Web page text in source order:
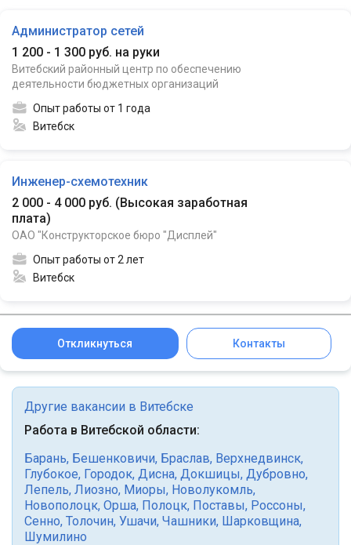
Администратор сетей
1 200 - 1 300 руб. на руки
Витебский районный центр по обеспечению
деятельности бюджетных организаций
Опыт работы от 1 года
Витебск
Инженер-схемотехник
2 000 - 4 000 руб. (Высокая заработная
плата)
ОАО "Конструкторское бюро "Дисплей"
Опыт работы от 2 лет
Витебск
Откликнуться Контакты
Другие вакансии в Витебске
Работа в Витебской области:
Барань, Бешенковичи, Браслав, Верхнедвинск,
Глубокое, Городок, Дисна, Докшицы, Дубровно,
Лепель, Лиозно, Миоры, Новолукомль,
Новополоцк, Орша, Полоцк, Поставы, Россоны,
Сенно, Толочин, Ушачи, Чашники, Шарковщина,
Шумилино